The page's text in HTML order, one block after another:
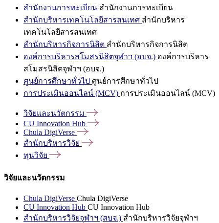
สำนักงานการทะเบียน สำนักงานการทะเบียน
สำนักบริหารเทคโนโลยีสารสนเทศ สำนักบริหาร
เทคโนโลยีสารสนเทศ
สำนักบริหารกิจการนิสิต สำนักบริหารกิจการนิสิต
องค์การบริหารสโมสรนิสิตจุฬาฯ (อบจ.) องค์การบริหาร
สโมสรนิสิตจุฬาฯ (อบจ.)
ศูนย์การศึกษาทั่วไป ศูนย์การศึกษาทั่วไป
การประเมินออนไลน์ (MCV) การประเมินออนไลน์ (MCV)
วิจัยและนวัตกรรม
CU Innovation Hub
Chula DigiVerse
สำนักบริหารวิจัย
ทุนวิจัย
วิจัยและนวัตกรรม
Chula DigiVerse Chula DigiVerse
CU Innovation Hub CU Innovation Hub
สำนักบริหารวิจัยจุฬาฯ (สบจ.) สำนักบริหารวิจัยจุฬาฯ